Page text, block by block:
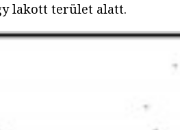
lakott terület alatt.